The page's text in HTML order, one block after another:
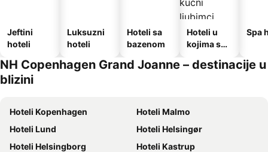
Jeftini
hoteli
Luksuzni
hoteli
Hoteli sa
bazenom
Hoteli u
kojima su
kućni
Spa
NH Copenhagen Grand Joanne – destinacije u
blizini
Hoteli Kopenhagen
Hoteli Malmo
Hoteli Lund
Hoteli Helsingør
Hoteli Helsingborg
Hoteli Kastrup